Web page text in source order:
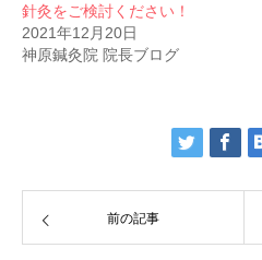
針灸をご検討ください！
2021年12月20日
神原鍼灸院 院長ブログ
前の記事